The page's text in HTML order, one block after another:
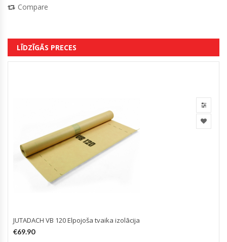
Compare
LĪDZĪGĀS PRECES
JUTADACH VB 120 Elpojoša tvaika izolācija
€69.90